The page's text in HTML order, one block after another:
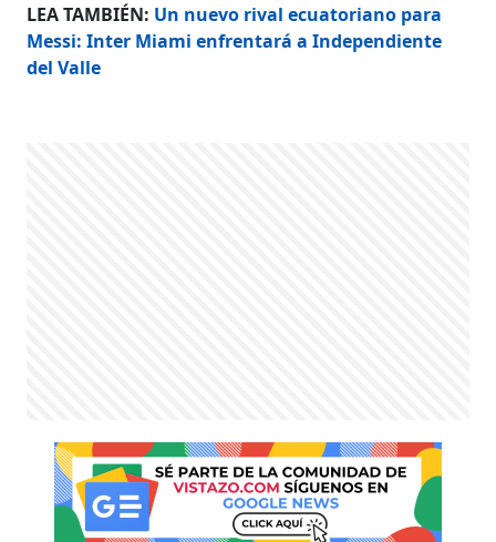
LEA TAMBIÉN: Un nuevo rival ecuatoriano para
Messi: Inter Miami enfrentará a Independiente
del Valle